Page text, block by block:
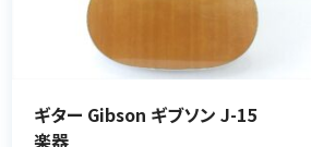
ギター Martin マーティン D-28 1995
楽器